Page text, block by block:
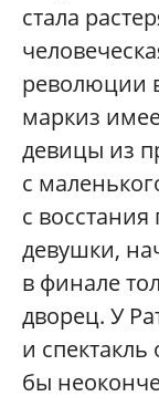
стала
революции
маркиз
девицы из
с
с
девушки,
в финале
дворец. У
и
бы